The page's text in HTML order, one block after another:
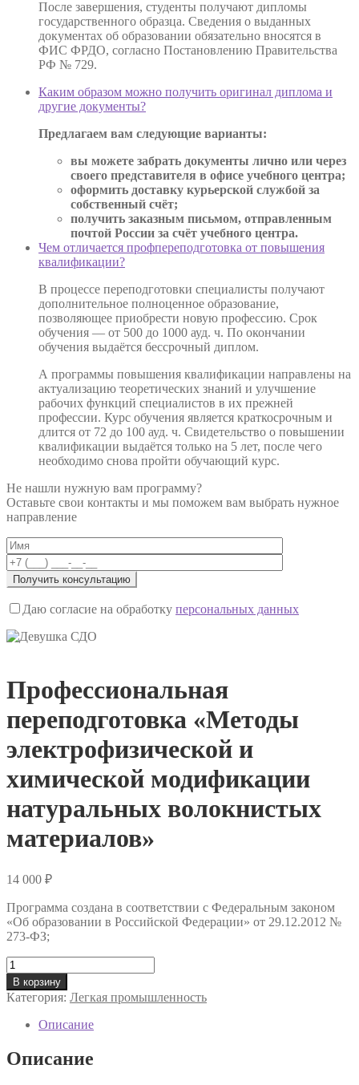
После завершения, студенты получают дипломы
государственного образца. Сведения о выданных
документах об образовании обязательно вносятся в
ФИС ФРДО, согласно Постановлению Правительства
РФ № 729.
Каким образом можно получить оригинал диплома и
другие документы?
Предлагаем вам следующие варианты:
вы можете забрать документы лично или через
своего представителя в офисе учебного центра;
оформить доставку курьерской службой за
собственный счёт;
получить заказным письмом, отправленным
почтой России за счёт учебного центра.
Чем отличается профпереподготовка от повышения
квалификации?
В процессе переподготовки специалисты получают
дополнительное полноценное образование,
позволяющее приобрести новую профессию. Срок
обучения — от 500 до 1000 ауд. ч. По окончании
обучения выдаётся бессрочный диплом.
А программы повышения квалификации направлены на
актуализацию теоретических знаний и улучшение
рабочих функций специалистов в их прежней
профессии. Курс обучения является краткосрочным и
длится от 72 до 100 ауд. ч. Свидетельство о повышении
квалификации выдаётся только на 5 лет, после чего
необходимо снова пройти обучающий курс.
Не нашли нужную вам программу?
Оставьте свои контакты и мы поможем вам выбрать нужное
направление
Даю согласие на обработку персональных данных
Профессиональная
переподготовка «Методы
электрофизической и
химической модификации
натуральных волокнистых
материалов»
14 000 ₽
Программа создана в соответствии с Федеральным законом
«Об образовании в Российской Федерации» от 29.12.2012 №
273-ФЗ;
Количество
товара
Профессиональная
переподготовка
«Методы
электрофизической
и
химической
В корзину
Категория: Легкая промышленность
Описание
Описание